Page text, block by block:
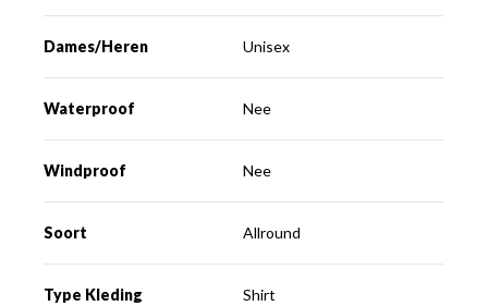
Dames/Heren Unisex
Waterproof Nee
Windproof Nee
Soort Allround
Type Kleding Shirt